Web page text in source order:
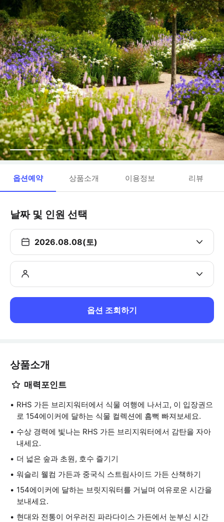
옵션예약 상품소개 이용정보 리뷰
날짜 및 인원 선택
2026.08.08(토)
옵션 조회하기
상품소개
매력포인트
RHS 가든 브리지워터에서 식물 여행에 나서고, 이 입장권으
로 154에이커에 달하는 식물 컬렉션에 흠뻑 빠져보세요.
수상 경력에 빛나는 RHS 가든 브리지워터에서 감탄을 자아
내세요.
더 넓은 숲과 초원, 호수 즐기기
워슬리 웰컴 가든과 중국식 스트림사이드 가든 산책하기
154에이커에 달하는 브릿지워터를 거닐며 여유로운 시간을
보내세요.
현대와 전통이 어우러진 파라다이스 가든에서 눈부신 시간